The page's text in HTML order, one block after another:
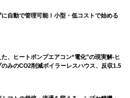
自動で管理可能！小型・低コストで始める
、ヒートポンプエアコン“電化”の現実解-ヒ
のみのCO2削減ボイラーレスハウス、反収1.5